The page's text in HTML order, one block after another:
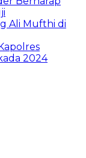
Ali Mufthi di
2024